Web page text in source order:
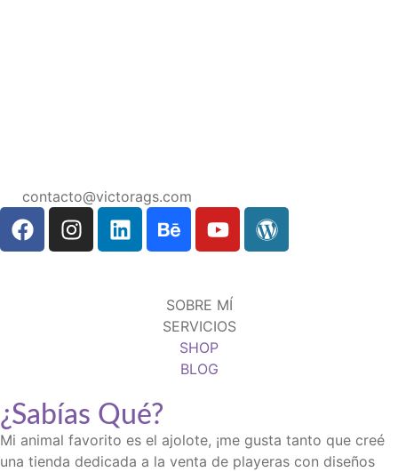
contacto@victorags.com
SOBRE MÍ
SERVICIOS
SHOP
BLOG
¿Sabías Qué?
Mi animal favorito es el ajolote, ¡me gusta tanto que creé
una tienda dedicada a la venta de playeras con diseños